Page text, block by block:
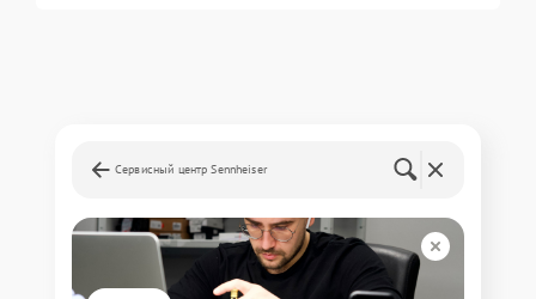
Сервисный центр Sennheiser